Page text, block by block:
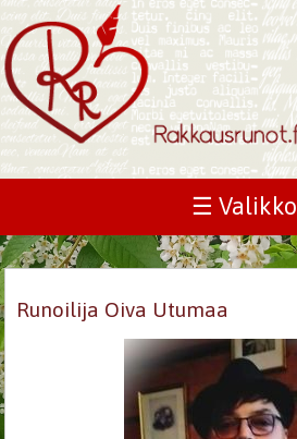
☰ Valikko
Runoilija Oiva Utumaa